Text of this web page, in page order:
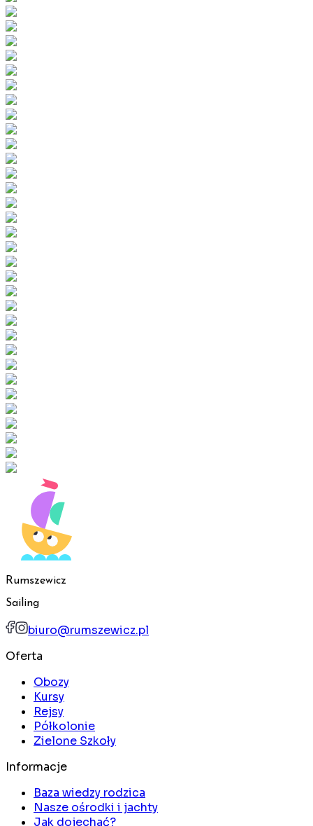
Rumszewicz
Sailing
biuro@rumszewicz.pl
Oferta
Obozy
Kursy
Rejsy
Półkolonie
Zielone Szkoły
Informacje
Baza wiedzy rodzica
Nasze ośrodki i jachty
Jak dojechać?